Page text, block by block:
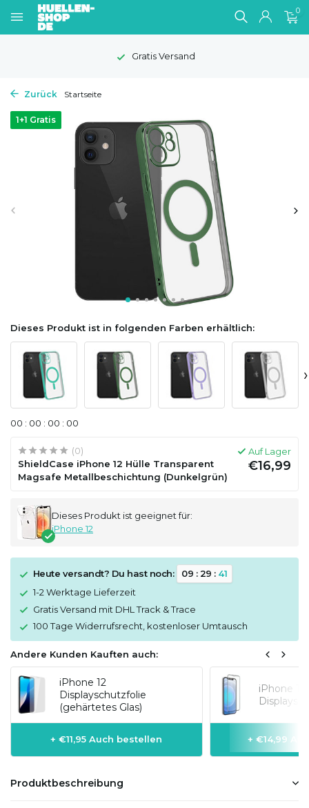
0
Gratis Versand
Zurück Startseite
1+1 Gratis
Dieses Produkt ist in folgenden Farben erhältlich:
›
00 : 00 : 00 : 00
(0)
ShieldCase iPhone 12 Hülle Transparent
Magsafe Metallbeschichtung (Dunkelgrün)
Auf Lager
€16,99
Dieses Produkt ist geeignet für:
iPhone 12
Heute versandt? Du hast noch: 09 :29 : 41
1-2 Werktage Lieferzeit
Gratis Versand mit DHL Track & Trace
100 Tage Widerrufsrecht, kostenloser Umtausch
Andere Kunden Kauften auch:
iPhone 12
Displayschutzfolie
(gehärtetes Glas)
+ €11,95 Auch bestellen
iPhone 12
+ €14,99
Produktbeschreibung